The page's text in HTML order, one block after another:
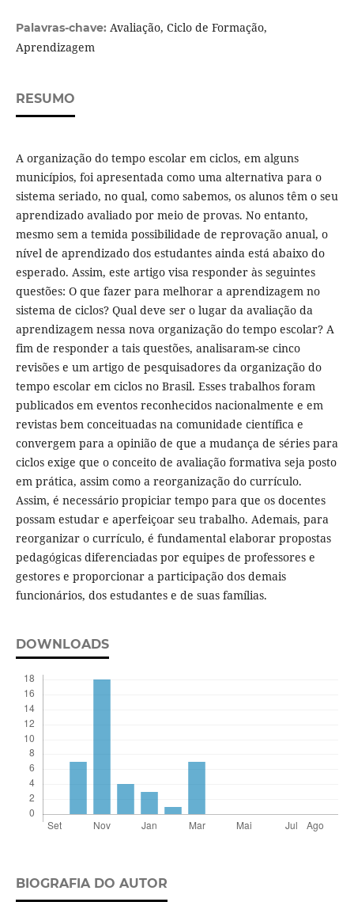
Palavras-chave: Avaliação, Ciclo de Formação,
Aprendizagem
RESUMO
A organização do tempo escolar em ciclos, em alguns
municípios, foi apresentada como uma alternativa para o
sistema seriado, no qual, como sabemos, os alunos têm o seu
aprendizado avaliado por meio de provas. No entanto,
mesmo sem a temida possibilidade de reprovação anual, o
nível de aprendizado dos estudantes ainda está abaixo do
esperado. Assim, este artigo visa responder às seguintes
questões: O que fazer para melhorar a aprendizagem no
sistema de ciclos? Qual deve ser o lugar da avaliação da
aprendizagem nessa nova organização do tempo escolar? A
fim de responder a tais questões, analisaram-se cinco
revisões e um artigo de pesquisadores da organização do
tempo escolar em ciclos no Brasil. Esses trabalhos foram
publicados em eventos reconhecidos nacionalmente e em
revistas bem conceituadas na comunidade científica e
convergem para a opinião de que a mudança de séries para
ciclos exige que o conceito de avaliação formativa seja posto
em prática, assim como a reorganização do currículo.
Assim, é necessário propiciar tempo para que os docentes
possam estudar e aperfeiçoar seu trabalho. Ademais, para
reorganizar o currículo, é fundamental elaborar propostas
pedagógicas diferenciadas por equipes de professores e
gestores e proporcionar a participação dos demais
funcionários, dos estudantes e de suas famílias.
DOWNLOADS
BIOGRAFIA DO AUTOR